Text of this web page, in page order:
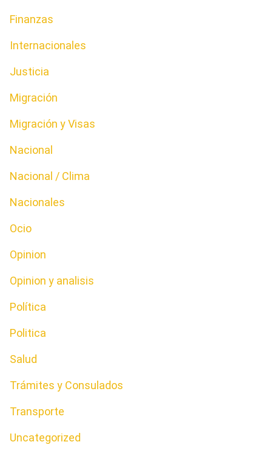
Finanzas
Internacionales
Justicia
Migración
Migración y Visas
Nacional
Nacional / Clima
Nacionales
Ocio
Opinion
Opinion y analisis
Política
Politica
Salud
Trámites y Consulados
Transporte
Uncategorized